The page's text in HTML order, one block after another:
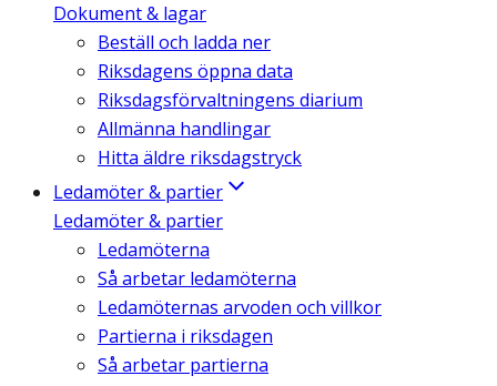
Dokument & lagar
Beställ och ladda ner
Riksdagens öppna data
Riksdagsförvaltningens diarium
Allmänna handlingar
Hitta äldre riksdagstryck
Ledamöter & partier
Ledamöter & partier
Ledamöterna
Så arbetar ledamöterna
Ledamöternas arvoden och villkor
Partierna i riksdagen
Så arbetar partierna